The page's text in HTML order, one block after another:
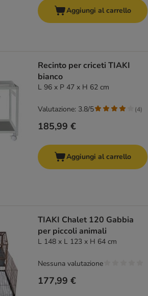
Aggiungi al carrello
Recinto per criceti TIAKI
bianco
L 96 x P 47 x H 62 cm
185,99 €
Valutazione: 3.8/5 (4)
Aggiungi al carrello
TIAKI Chalet 120 Gabbia
per piccoli animali
L 148 x L 123 x H 64 cm
177,99 €
Nessuna valutazione